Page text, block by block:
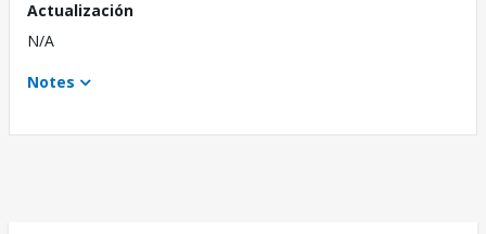
Actualización
N/A
Notes